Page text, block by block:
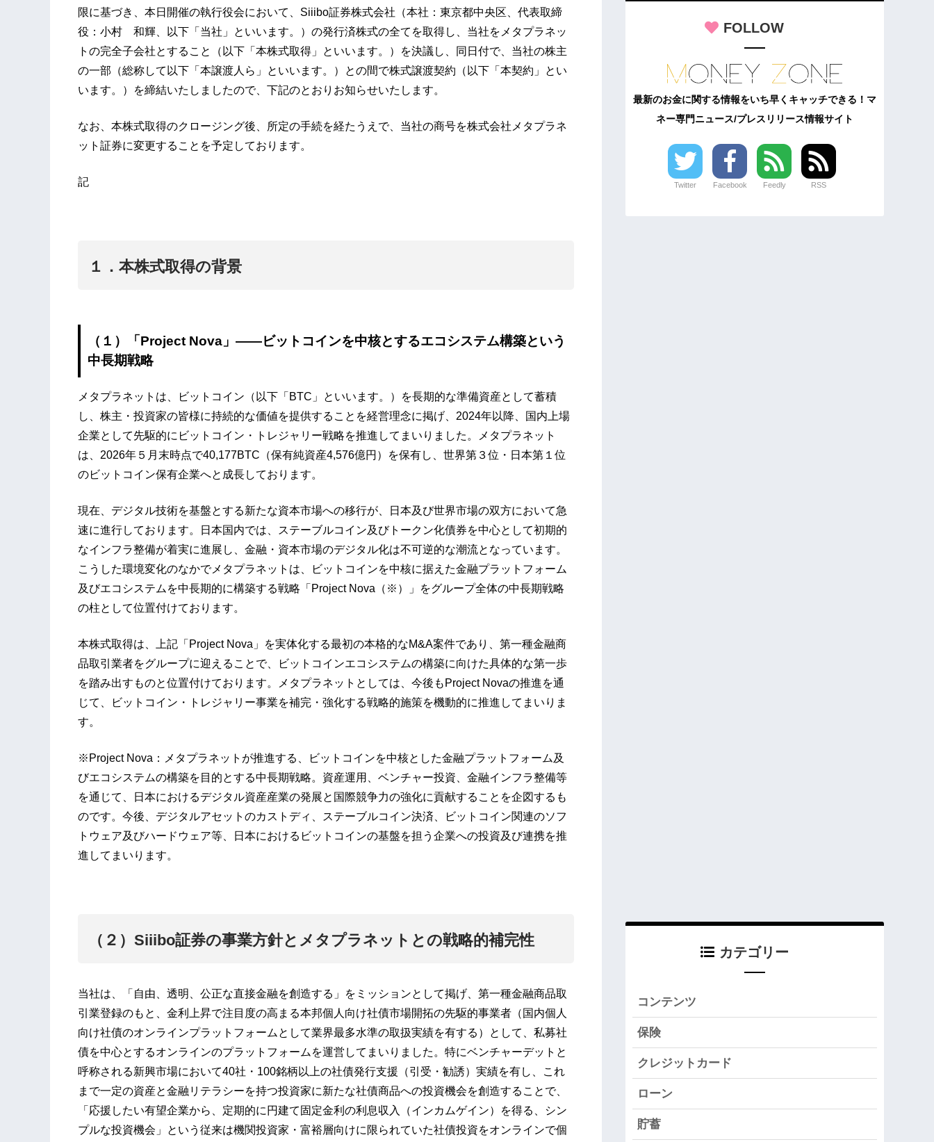
限に基づき、本日開催の執行役会において、Siiibo証券株式会社（本社：東京都中央区、代表取締
役：小村 和輝、以下「当社」といいます。）の発行済株式の全てを取得し、当社をメタプラネッ
トの完全子会社とすること（以下「本株式取得」といいます。）を決議し、同日付で、当社の株主
の一部（総称して以下「本譲渡人ら」といいます。）との間で株式譲渡契約（以下「本契約」とい
います。）を締結いたしましたので、下記のとおりお知らせいたします。
なお、本株式取得のクロージング後、所定の手続を経たうえで、当社の商号を株式会社メタプラネ
ット証券に変更することを予定しております。
記
１．本株式取得の背景
（１）「Project Nova」――ビットコインを中核とするエコシステム構築という
中長期戦略
メタプラネットは、ビットコイン（以下「BTC」といいます。）を長期的な準備資産として蓄積
し、株主・投資家の皆様に持続的な価値を提供することを経営理念に掲げ、2024年以降、国内上場
企業として先駆的にビットコイン・トレジャリー戦略を推進してまいりました。メタプラネット
は、2026年５月末時点で40,177BTC（保有純資産4,576億円）を保有し、世界第３位・日本第１位
のビットコイン保有企業へと成長しております。
現在、デジタル技術を基盤とする新たな資本市場への移行が、日本及び世界市場の双方において急
速に進行しております。日本国内では、ステーブルコイン及びトークン化債券を中心として初期的
なインフラ整備が着実に進展し、金融・資本市場のデジタル化は不可逆的な潮流となっています。
こうした環境変化のなかでメタプラネットは、ビットコインを中核に据えた金融プラットフォーム
及びエコシステムを中長期的に構築する戦略「Project Nova（※）」をグループ全体の中長期戦略
の柱として位置付けております。
本株式取得は、上記「Project Nova」を実体化する最初の本格的なM&A案件であり、第一種金融商
品取引業者をグループに迎えることで、ビットコインエコシステムの構築に向けた具体的な第一歩
を踏み出すものと位置付けております。メタプラネットとしては、今後もProject Novaの推進を通
じて、ビットコイン・トレジャリー事業を補完・強化する戦略的施策を機動的に推進してまいりま
す。
※Project Nova：メタプラネットが推進する、ビットコインを中核とした金融プラットフォーム及
びエコシステムの構築を目的とする中長期戦略。資産運用、ベンチャー投資、金融インフラ整備等
を通じて、日本におけるデジタル資産産業の発展と国際競争力の強化に貢献することを企図するも
のです。今後、デジタルアセットのカストディ、ステーブルコイン決済、ビットコイン関連のソフ
トウェア及びハードウェア等、日本におけるビットコインの基盤を担う企業への投資及び連携を推
進してまいります。
（２）Siiibo証券の事業方針とメタプラネットとの戦略的補完性
当社は、「自由、透明、公正な直接金融を創造する」をミッションとして掲げ、第一種金融商品取
引業登録のもと、金利上昇で注目度の高まる本邦個人向け社債市場開拓の先駆的事業者（国内個人
向け社債のオンラインプラットフォームとして業界最多水準の取扱実績を有する）として、私募社
債を中心とするオンラインのプラットフォームを運営してまいりました。特にベンチャーデットと
呼称される新興市場において40社・100銘柄以上の社債発行支援（引受・勧誘）実績を有し、これ
まで一定の資産と金融リテラシーを持つ投資家に新たな社債商品への投資機会を創造することで、
「応援したい有望企業から、定期的に円建て固定金利の利息収入（インカムゲイン）を得る、シン
プルな投資機会」という従来は機関投資家・富裕層向けに限られていた社債投資をオンラインで個
FOLLOW
最新のお金に関する情報をいち早くキャッチできる！マ
ネー専門ニュース/プレスリリース情報サイト
Twitter Facebook Feedly RSS
カテゴリー
コンテンツ
保険
クレジットカード
ローン
貯蓄